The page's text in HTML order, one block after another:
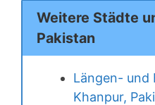
Weitere Städte
Pakistan
Längen- und
Khanpur,